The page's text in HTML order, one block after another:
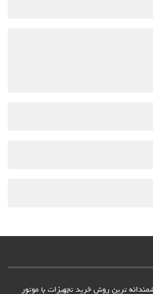
ترین روش خرید تجهیزات با موتور